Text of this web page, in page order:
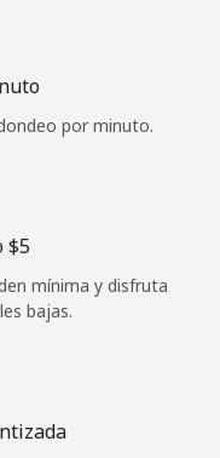
→
por minuto.
⁦$5⁩
mínima y disfruta
bajas.